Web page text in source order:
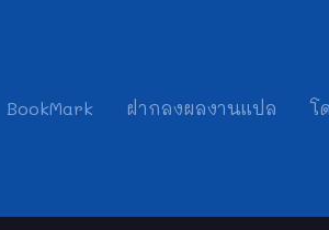
BookMark ฝากลงผลงานแปล โ